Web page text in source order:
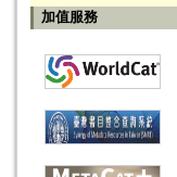
加值服務